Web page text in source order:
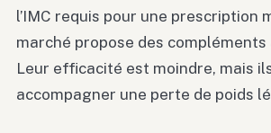
l’IMC requis pour une prescription
marché propose des
Leur efficacité est moindre, mais
accompagner une perte de poids